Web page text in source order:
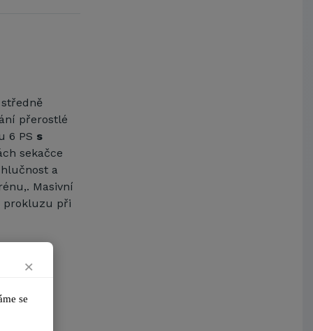
přerostlé
6 PS s
sekačce
a
Masivní
prokluzu při
×
se